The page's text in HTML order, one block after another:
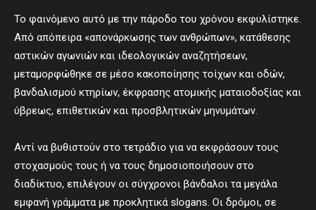
Το φαινόμενο αυτό με την πάροδο του χρόνου εκφυλίστηκε.
Από απόπειρα «απονάρκωσης των ανθρώπων», κατάθεσης
αστικών αγωνιών και ιδεολογικών αναζητήσεων,
μεταμορφώθηκε σε μέσο κακοποίησης τοίχων και οδών,
βανδαλισμού κτηρίων, έκφρασης ατομικής ματαιοδοξίας και
ύβρεως, επιθετικών και προσβλητικών μηνυμάτων.
Αντί να βυθιστούν στο τετράδιο για να εκφράσουν τους
στοχασμούς τους ή να τους δημοσιοποιήσουν στο
διαδίκτυο, επιλέγουν οι σύγχρονοι βάνδαλοι τα μεγάλα
εμφανή γράμματα με προκλητικά slogans. Οι δρόμοι, σε